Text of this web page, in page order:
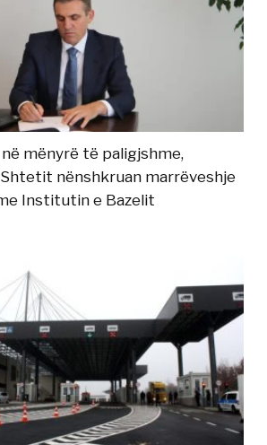
mënyrë të paligjshme,
nënshkruan marrëveshje
Institutin e Bazelit